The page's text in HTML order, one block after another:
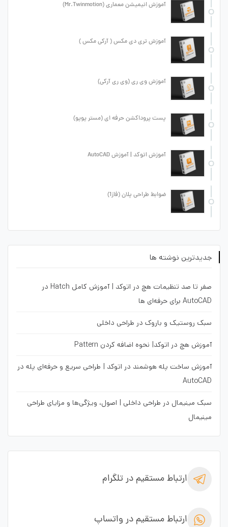
آموزش انیمیشن معماری (Mr.Twinmotion)
آموزش تری دی مکس ( آرکی مکس )
آموزش وی ری (وی ری آرکی)
پست پروداکشن حرفه ای (مستر پوپو)
آموزش اتوکد | آموزش AutoCAD
ضوابط طراحی پلان (فاز1)
جدیدترین نوشته ها
صفر تا صد تنظیمات هچ در اتوکد | آموزش کامل Hatch در
AutoCAD برای حرفه‌ای ها
سبک روستیک و باروک در طراحی داخلی
آموزش هچ در اتوکد| نحوه اضافه کردن Pattern
آموزش ساخت پله هوشمند در اتوکد | طراحی سریع و حرفه‌ای پله در
AutoCAD
سبک مینیمال در طراحی داخلی | اصول، ویژگی‌ها و مزایای طراحی
مینیمال
ارتباط مستقیم در تلگرام
ارتباط مستقیم در واتساپ